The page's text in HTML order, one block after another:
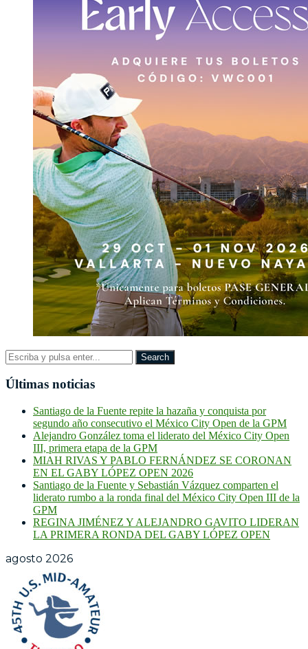
Últimas noticias
Santiago de la Fuente repite la hazaña y conquista por
segundo año consecutivo el México City Open de la GPM
Alejandro González toma el liderato del México City Open
III, primera etapa de la GPM
MIAH RIVAS Y PABLO FERNÁNDEZ SE CORONAN
EN EL GABY LÓPEZ OPEN 2026
Santiago de la Fuente y Sebastián Vázquez comparten el
liderato rumbo a la ronda final del México City Open III de la
GPM
REGINA JIMÉNEZ Y ALEJANDRO GAVITO LIDERAN
LA PRIMERA RONDA DEL GABY LÓPEZ OPEN
agosto 2026